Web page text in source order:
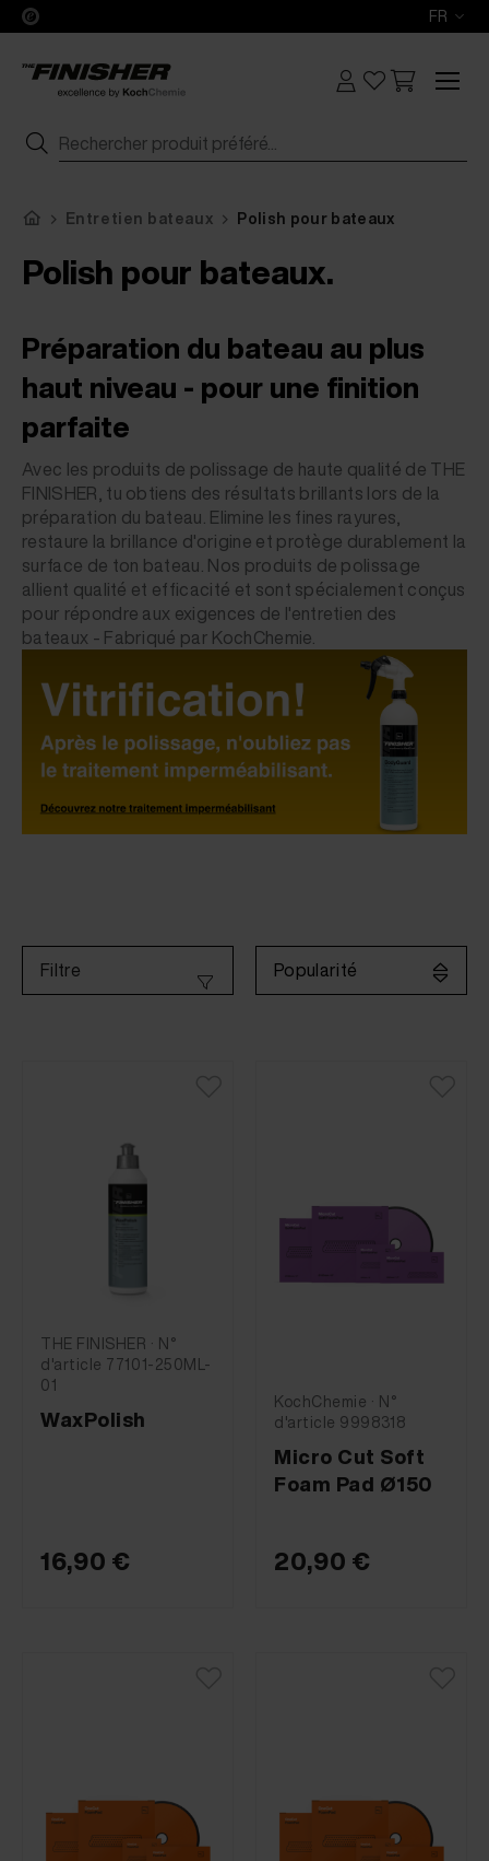
FR
Entretien bateaux Polish pour bateaux
Polish pour bateaux.
Préparation du bateau au plus
haut niveau - pour une finition
parfaite
Avec les produits de polissage de haute qualité de THE
FINISHER, tu obtiens des résultats brillants lors de la
préparation du bateau. Elimine les fines rayures,
restaure la brillance d'origine et protège durablement la
surface de ton bateau. Nos produits de polissage
allient qualité et efficacité et sont spécialement conçus
pour répondre aux exigences de l'entretien des
bateaux - Fabriqué par KochChemie.
Popularité
Filtre
THE FINISHER · N°
d'article 77101-250ML-
01
WaxPolish
16,90 €
KochChemie · N°
d'article 9998318
Micro Cut Soft
Foam Pad Ø150
20,90 €